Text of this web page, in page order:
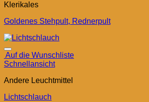
Klerikales
Goldenes Stehpult, Rednerpult
Auf die Wunschliste
Schnellansicht
Andere Leuchtmittel
Lichtschlauch